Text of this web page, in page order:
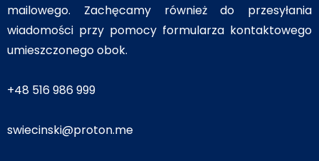
mailowego. Zachęcamy również do przesyłania
wiadomości przy pomocy formularza kontaktowego
umieszczonego obok.
+48 516 986 999
swiecinski@proton.me